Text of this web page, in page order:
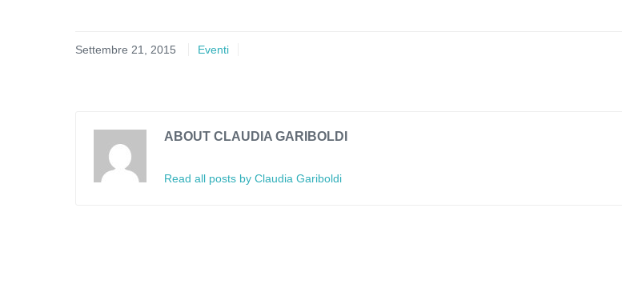
Settembre 21, 2015 Eventi
ABOUT CLAUDIA GARIBOLDI
Read all posts by Claudia Gariboldi